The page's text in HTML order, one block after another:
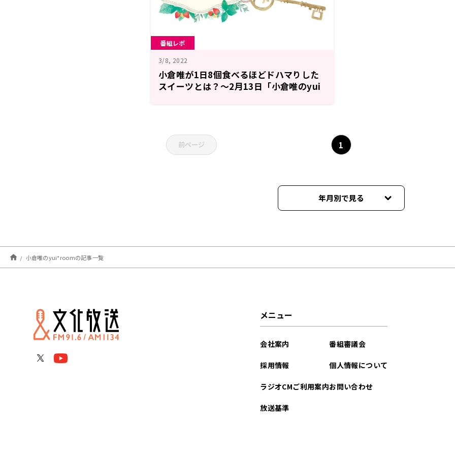
番組レポ
3/8, 2022
小倉唯が1日8個食べるほどドハマりした
スイーツとは？〜2月13日「小倉唯のyui
前ページ 1
年月別で見る
小倉唯のyui*roomの記事一覧
メニュー
会社案内
採用情報
ラジオCMご利用案内
放送基準
番組審議会
個人情報について
お問い合わせ